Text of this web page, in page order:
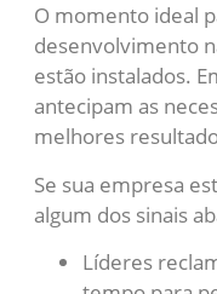
O momento ideal
desenvolvimento
estão instalados.
antecipam as
melhores
Se sua empresa
algum dos sinais
Líderes